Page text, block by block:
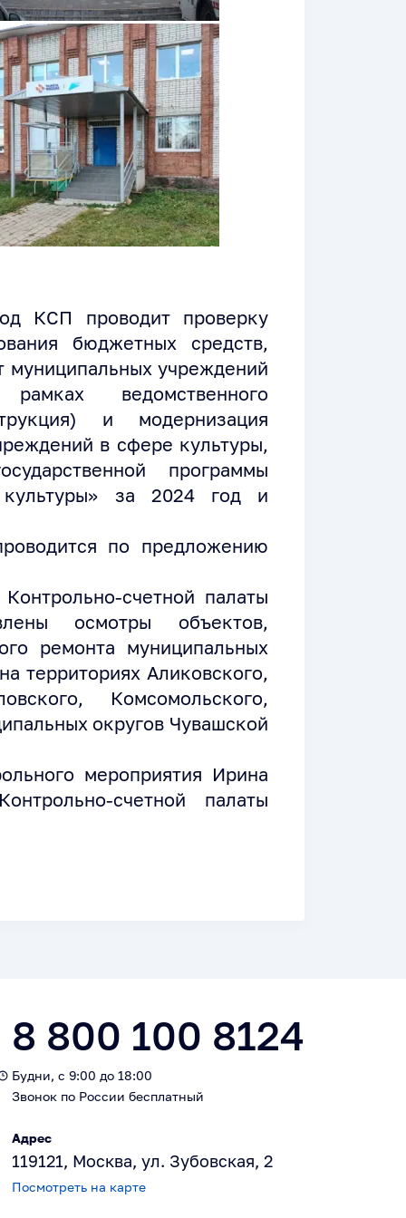
КСП проводит проверку
бюджетных средств,
муниципальных учреждений
ведомственного
и модернизация
в сфере культуры,
программы
культуры» за 2024 год и
по предложению
счетной палаты
осмотры объектов,
ремонта муниципальных
территориях Аликовского,
Комсомольского,
округов Чувашской
мероприятия Ирина
счетной палаты
8 800 100 8124
Будни, с 9:00 до 18:00
Звонок по России бесплатный
Адрес
119121, Москва, ул. Зубовская, 2
Посмотреть на карте